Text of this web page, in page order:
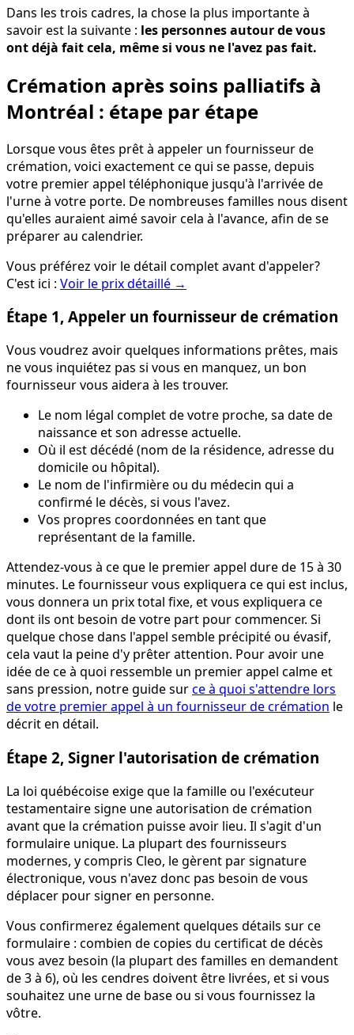
Dans les trois cadres, la chose la plus importante à
savoir est la suivante : les personnes autour de vous
ont déjà fait cela, même si vous ne l'avez pas fait.
Crémation après soins palliatifs à
Montréal : étape par étape
Lorsque vous êtes prêt à appeler un fournisseur de
crémation, voici exactement ce qui se passe, depuis
votre premier appel téléphonique jusqu'à l'arrivée de
l'urne à votre porte. De nombreuses familles nous disent
qu'elles auraient aimé savoir cela à l'avance, afin de se
préparer au calendrier.
Vous préférez voir le détail complet avant d'appeler?
C'est ici : Voir le prix détaillé →
Étape 1, Appeler un fournisseur de crémation
Vous voudrez avoir quelques informations prêtes, mais
ne vous inquiétez pas si vous en manquez, un bon
fournisseur vous aidera à les trouver.
Le nom légal complet de votre proche, sa date de
naissance et son adresse actuelle.
Où il est décédé (nom de la résidence, adresse du
domicile ou hôpital).
Le nom de l'infirmière ou du médecin qui a
confirmé le décès, si vous l'avez.
Vos propres coordonnées en tant que
représentant de la famille.
Attendez-vous à ce que le premier appel dure de 15 à 30
minutes. Le fournisseur vous expliquera ce qui est inclus,
vous donnera un prix total fixe, et vous expliquera ce
dont ils ont besoin de votre part pour commencer. Si
quelque chose dans l'appel semble précipité ou évasif,
cela vaut la peine d'y prêter attention. Pour avoir une
idée de ce à quoi ressemble un premier appel calme et
sans pression, notre guide surce à quoi s'attendre lors
de votre premier appel à un fournisseur de crémation le
décrit en détail.
Étape 2, Signer l'autorisation de crémation
La loi québécoise exige que la famille ou l'exécuteur
testamentaire signe une autorisation de crémation
avant que la crémation puisse avoir lieu. Il s'agit d'un
formulaire unique. La plupart des fournisseurs
modernes, y compris Cleo, le gèrent par signature
électronique, vous n'avez donc pas besoin de vous
déplacer pour signer en personne.
Vous confirmerez également quelques détails sur ce
formulaire : combien de copies du certificat de décès
vous avez besoin (la plupart des familles en demandent
de 3 à 6), où les cendres doivent être livrées, et si vous
souhaitez une urne de base ou si vous fournissez la
vôtre.